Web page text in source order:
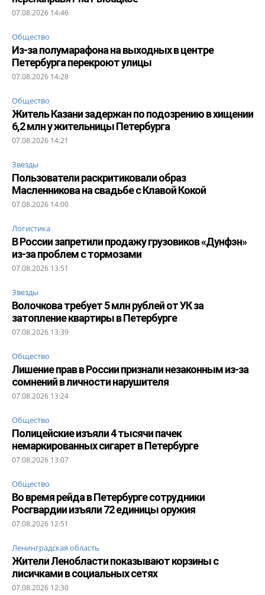
07.08.2026 14:46
Общество
Из-за полумарафона на выходных в центре
Петербурга перекроют улицы
07.08.2026 14:28
Общество
Житель Казани задержан по подозрению в хищении
6,2 млн у жительницы Петербурга
07.08.2026 14:21
Звезды
Пользователи раскритиковали образ
Масленникова на свадьбе с Клавой Кокой
07.08.2026 14:00
Логистика
В России запретили продажу грузовиков «Дунфэн»
из-за проблем с тормозами
07.08.2026 13:51
Звезды
Волочкова требует 5 млн рублей от УК за
затопление квартиры в Петербурге
07.08.2026 13:39
Общество
Лишение прав в России признали незаконным из-за
сомнений в личности нарушителя
07.08.2026 13:24
Общество
Полицейские изъяли 4 тысячи пачек
немаркированных сигарет в Петербурге
07.08.2026 13:07
Общество
Во время рейда в Петербурге сотрудники
Росгвардии изъяли 72 единицы оружия
07.08.2026 12:51
Ленинградская область
Жители Ленобласти показывают корзины с
лисичками в социальных сетях
07.08.2026 12:30